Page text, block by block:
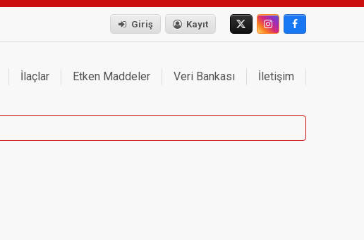
Giriş Kayıt
İlaçlar Etken Maddeler Veri Bankası İletişim